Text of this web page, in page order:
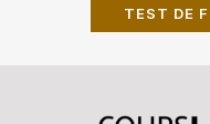
TEST DE